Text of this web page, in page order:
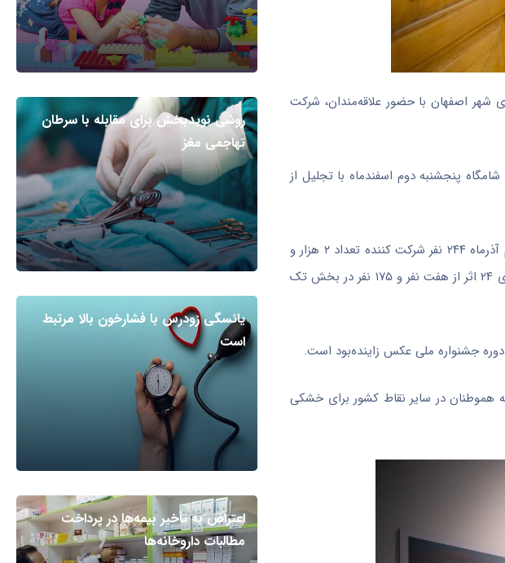
شهر اصفهان با حضور علاقه‌مندان، شرکت
شامگاه پنجشنبه دوم اسفندماه با تجلیل از
به گفته وحید مؤمن زاده دبیر اجرایی نخستین جشنواره ملی عکس زاینده بود با اعلام فراخوان این جشنواره تا سی‌ام آذرماه ۲۴۴ نفر شرکت کننده تعداد ۲ هزار و
۱۸۵ اثر به دبیرخانه ارسال کردند که ۷۰ مجموعه عکس از ۴۶ نفر، در بخش نگاه مردمی ۳۳۲ اثر از ۸۳ نفر، عکس آرشیوی ۲۴ اثر از هفت نفر و ۱۷۵ نفر در بخش تک
دوره جشنواره ملی عکس زاینده‌بود است.
هموطنان در سایر نقاط کشور برای خشکی
روشی نویدبخش برای مقابله با سرطان
تهاجمی مغز
یائسگی زودرس با فشارخون بالا مرتبط
است
اعتراض به تأخیر بیمه‌ها در پرداخت
مطالبات داروخانه‌ها